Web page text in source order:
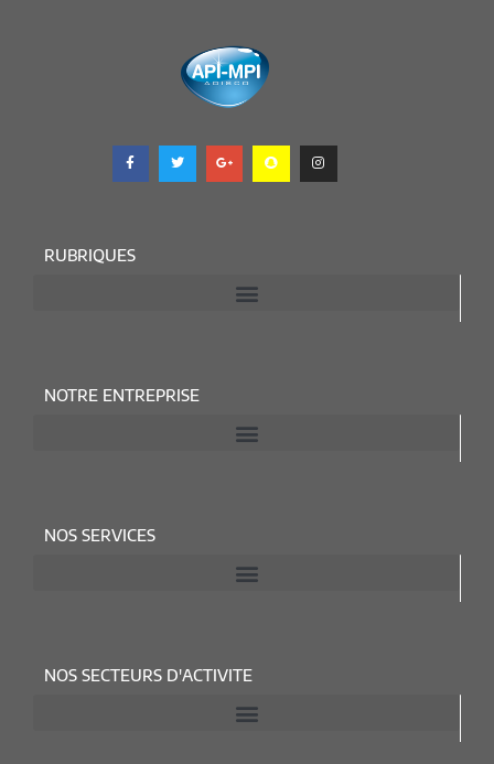
RUBRIQUES
NOTRE ENTREPRISE
NOS SERVICES
NOS SECTEURS D'ACTIVITE